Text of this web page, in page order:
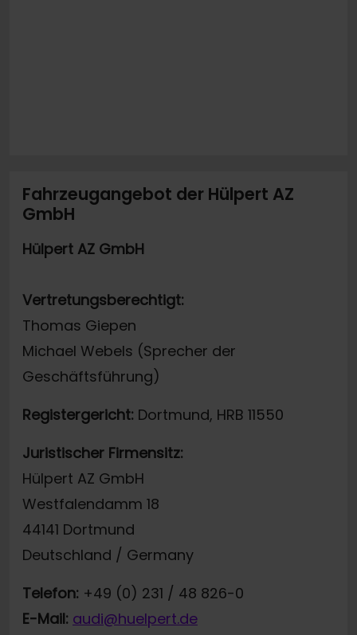
Fahrzeugangebot der Hülpert AZ
GmbH
Hülpert AZ GmbH
Vertretungsberechtigt:
Thomas Giepen
Michael Webels (Sprecher der
Geschäftsführung)
Registergericht: Dortmund, HRB 11550
Juristischer Firmensitz:
Hülpert AZ GmbH
Westfalendamm 18
44141 Dortmund
Deutschland / Germany
Telefon: +49 (0) 231 / 48 826-0
E-Mail: audi@huelpert.de